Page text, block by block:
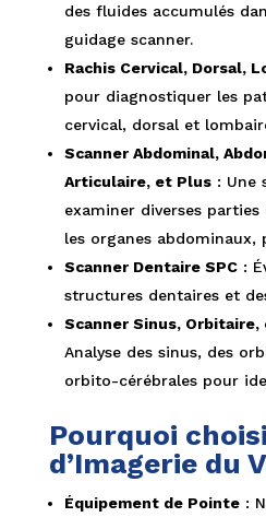
des fluides accumulés
guidage scanner.
Rachis Cervical, Dorsal,
pour diagnostiquer les
cervical, dorsal et
Scanner Abdominal,
Articulaire, et Plus: Une
examiner diverses
les organes abdominaux,
Scanner Dentaire SPC:
structures dentaires et
Scanner Sinus,
Analyse des sinus, des
orbito-cérébrales pour
Pourquoi
d’Imagerie du
Équipement de Pointe: